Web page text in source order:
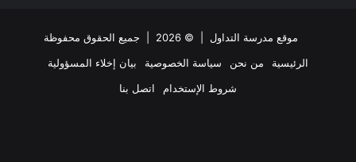
موقع مدرسة التداول | © 2026 | جميع الحقوق محفوظة
الرئيسية
من نحن سياسة الخصوصية
بيان إخلاء المسؤولية
شروط الإستخدام
اتصل بنا